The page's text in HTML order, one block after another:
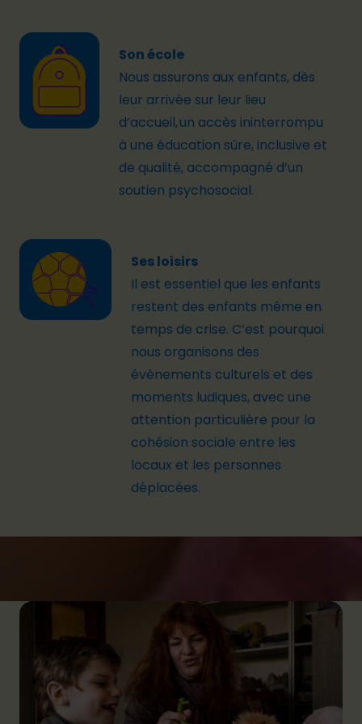
Son école
Nous assurons aux enfants, dès
leur arrivée sur leur lieu
d’accueil,un accès ininterrompu
à une éducation sûre, inclusive et
de qualité, accompagné d’un
soutien psychosocial.
Ses loisirs
Il est essentiel que les enfants
restent des enfants même en
temps de crise. C’est pourquoi
nous organisons des
évènements culturels et des
moments ludiques, avec une
attention particulière pour la
cohésion sociale entre les
locaux et les personnes
déplacées.